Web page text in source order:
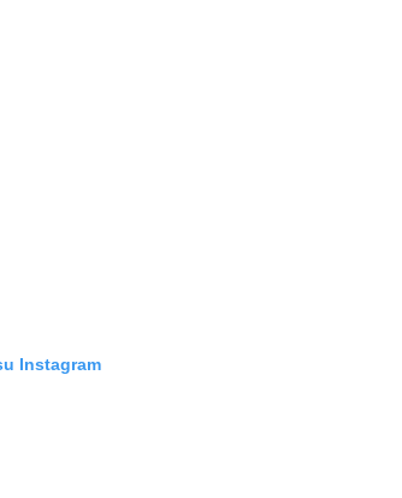
Instagram